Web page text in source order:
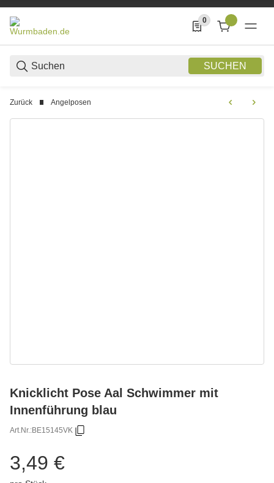
SUCHEN
0
0 Produkte in der
Zurück Angelposen
Knicklicht Pose Aal Schwimmer mit
Innenführung blau
Art.Nr.:BE15145VK
3,49 €